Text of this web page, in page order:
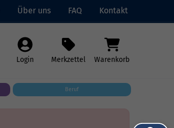
Über uns FAQ Kontakt
Login Merkzettel Warenkorb
Beruf